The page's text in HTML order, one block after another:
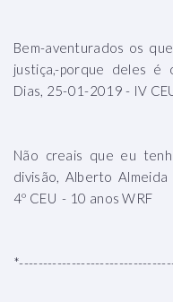
Bem-aventurados os
justiça,-porque deles é
Dias, 25-01-2019 - IV
Não creais que eu
divisão, Alberto Almeida
4º CEU - 10 anos WRF